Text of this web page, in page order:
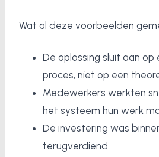
Wat al deze voorbeelden
De oplossing sluit aan
proces, niet op een
Medewerkers werkten
het systeem hun werk
De investering was
terugverdiend